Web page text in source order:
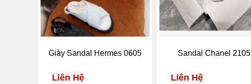
Giày Sandal Hermes 0605
Liên Hệ
Sandal Chanel 2105
Liên Hệ